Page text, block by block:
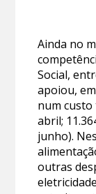
Ainda no
Social,
apoiou,
num custo
abril;
junho).
outras